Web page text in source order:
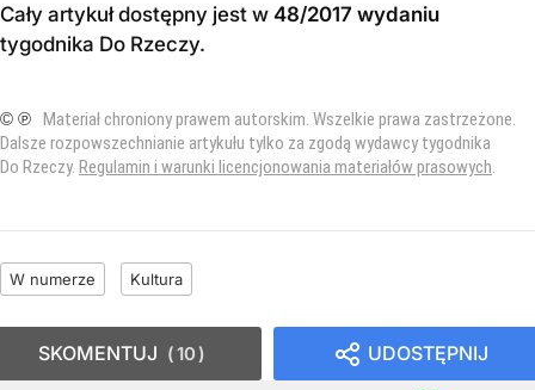
Cały artykuł dostępny jest w 48/2017 wydaniu
tygodnika Do Rzeczy.
© ℗ Materiał chroniony prawem autorskim. Wszelkie prawa zastrzeżone.
Dalsze rozpowszechnianie artykułu tylko za zgodą wydawcy tygodnika
Do Rzeczy. Regulamin i warunki licencjonowania materiałów prasowych.
W numerze Kultura
UDOSTĘPNIJ
SKOMENTUJ 10